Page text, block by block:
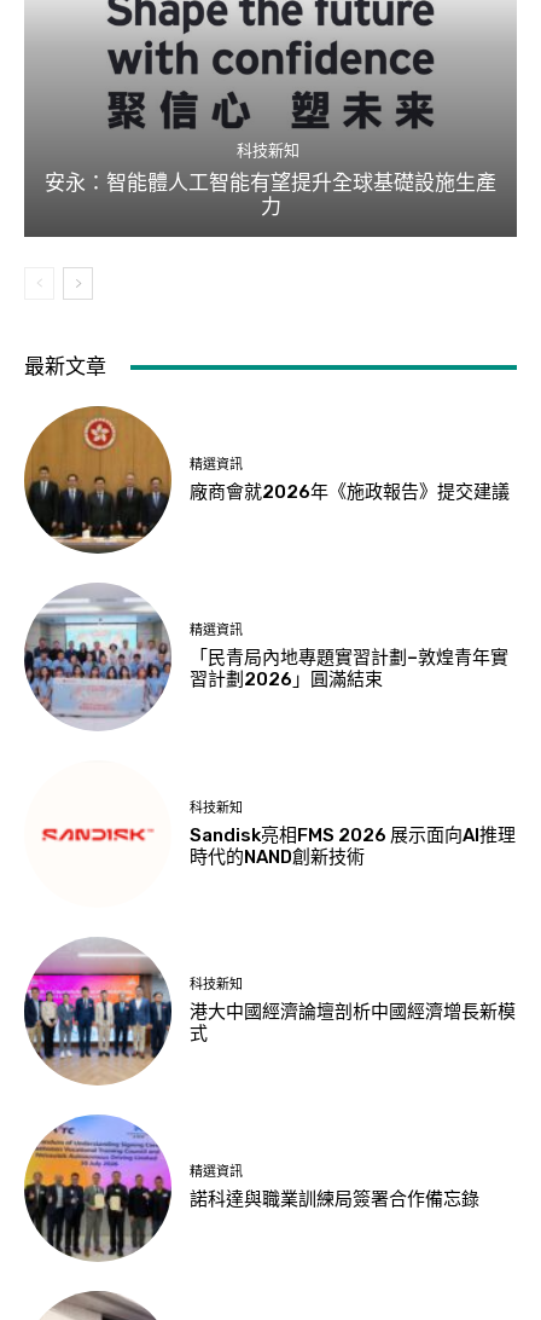
科技新知
安永：智能體人工智能有望提升全球基礎設施生產
力
最新文章
精選資訊
廠商會就2026年《施政報告》提交建議
精選資訊
「民青局內地專題實習計劃–敦煌青年實
習計劃2026」圓滿結束
科技新知
Sandisk亮相FMS 2026 展示面向AI推理
時代的NAND創新技術
科技新知
港大中國經濟論壇剖析中國經濟增長新模
式
精選資訊
諾科達與職業訓練局簽署合作備忘錄